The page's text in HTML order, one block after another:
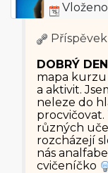
DOBRÝ
mapa kurzu
a aktivit.
neleze do
procvičovat.
různých
rozcházejí
nás
cvičeníčko